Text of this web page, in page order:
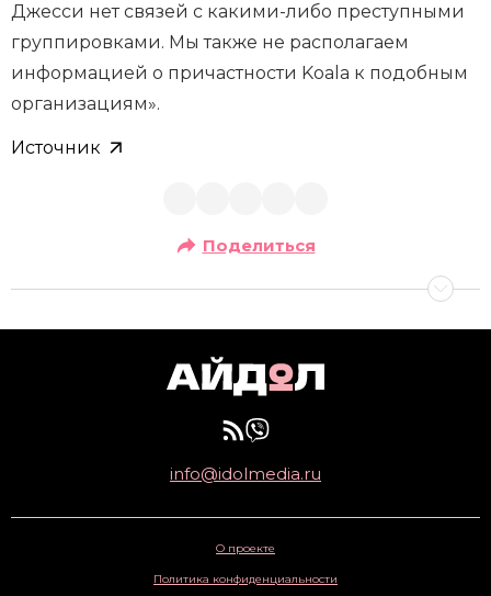
Джесси нет связей с какими-либо преступными
группировками. Мы также не располагаем
информацией о причастности Koala к подобным
организациям».
Источник
Поделиться
info@idolmedia.ru
О проекте
Политика конфиденциальности